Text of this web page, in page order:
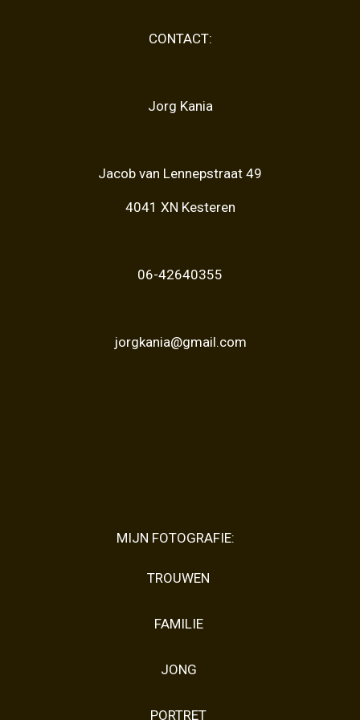
TROUWEN
FAMILIE
JONG
PORTRET
CONTACT:
Jorg Kania
Jacob van Lennepstraat 49
4041 XN Kesteren
06-42640355
jorgkania@gmail.com
MIJN FOTOGRAFIE: